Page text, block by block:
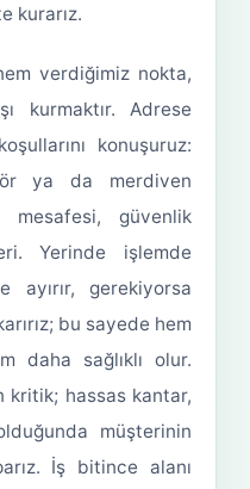
kurarız.
verdiğimiz nokta,
kurmaktır. Adrese
konuşuruz:
ya da merdiven
mesafesi, güvenlik
Yerinde işlemde
ayırır, gerekiyorsa
bu sayede hem
daha sağlıklı olur.
kritik; hassas kantar,
müşterinin
İş bitince alanı